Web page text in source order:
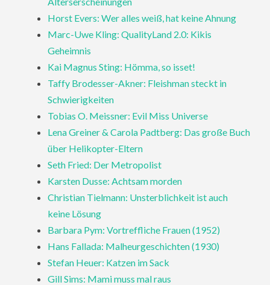
Horst Evers: Wer alles weiß, hat keine Ahnung
Marc-Uwe Kling: QualityLand 2.0: Kikis
Geheimnis
Kai Magnus Sting: Hömma, so isset!
Taffy Brodesser-Akner: Fleishman steckt in
Schwierigkeiten
Tobias O. Meissner: Evil Miss Universe
Lena Greiner & Carola Padtberg: Das große Buch
über Helikopter-Eltern
Seth Fried: Der Metropolist
Karsten Dusse: Achtsam morden
Christian Tielmann: Unsterblichkeit ist auch
keine Lösung
Barbara Pym: Vortreffliche Frauen (1952)
Hans Fallada: Malheurgeschichten (1930)
Stefan Heuer: Katzen im Sack
Gill Sims: Mami muss mal raus